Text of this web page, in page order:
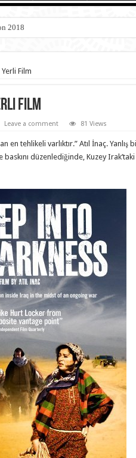
2018
Film
Film
Leave a comment 81 Views
tehlikeli varlıktır.” Atıl İnaç. Yanlış
düzenlediğinde, Kuzey